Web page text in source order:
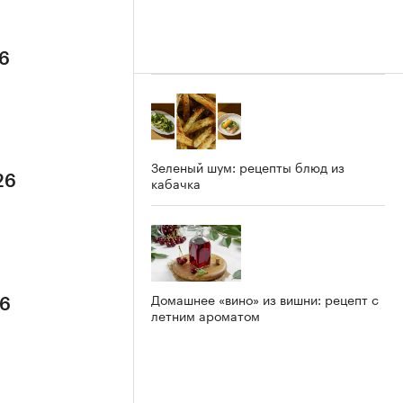
Зеленый шум: рецепты блюд из
кабачка
Домашнее «вино» из вишни: рецепт с
летним ароматом